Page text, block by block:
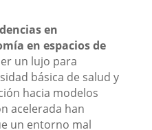
en
en espacios de
un lujo para
básica de salud y
hacia modelos
acelerada han
un entorno mal